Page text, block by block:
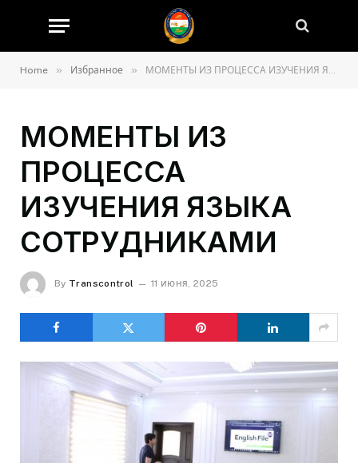
Home » Избранное » МОМЕНТЫ ИЗ ПРОЦЕССА ИЗУЧЕНИЯ ЯЗЫКА СОТРУДНИКАМИ
МОМЕНТЫ ИЗ
ПРОЦЕССА
ИЗУЧЕНИЯ ЯЗЫКА
СОТРУДНИКАМИ
By Transcontrol 11 июня, 2025